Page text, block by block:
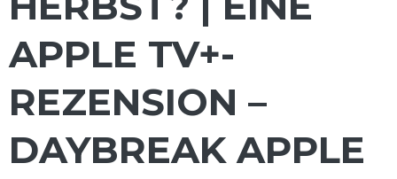
APPLE TV+-
REZENSION –
DAYBREAK APPLE